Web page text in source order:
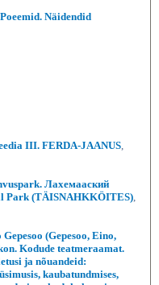
Näidendid
III. FERDA-JAANUS,
Лахемааский
Park (TÄISNAHKKÖITES),
(Gepesoo, Eino,
Kodude teatmeraamat.
ja nõuandeid:
kaubatundmises,